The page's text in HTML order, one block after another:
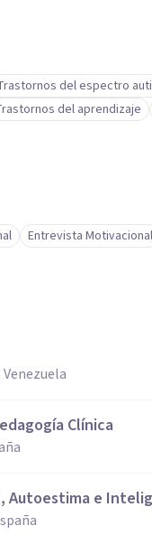
del espectro
del aprendizaje
Entrevista Motivacional
Venezuela
Clínica
Autoestima e